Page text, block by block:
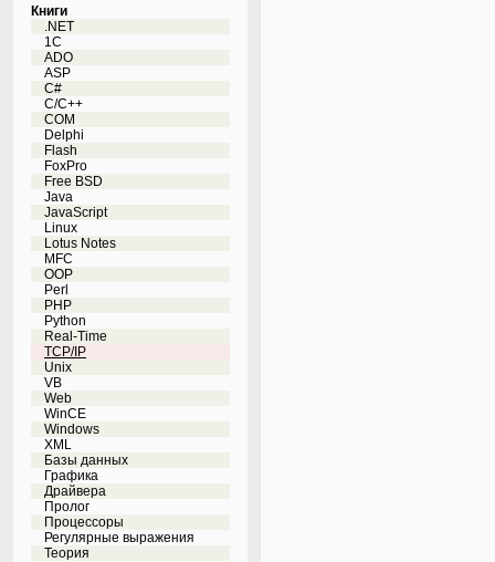
Книги
.NET
1C
ADO
ASP
C#
C/C++
COM
Delphi
Flash
FoxPro
Free BSD
Java
JavaScript
Linux
Lotus Notes
MFC
OOP
Perl
PHP
Python
Real-Time
TCP/IP
Unix
VB
Web
WinCE
Windows
XML
Базы данных
Графика
Драйвера
Пролог
Процессоры
Регулярные выражения
Теория